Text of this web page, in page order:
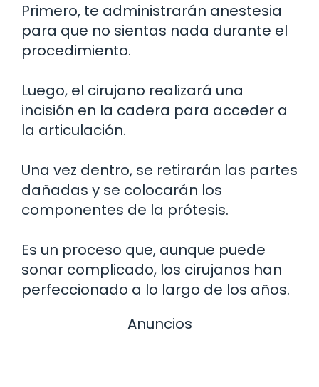
Primero, te administrarán anestesia
para que no sientas nada durante el
procedimiento.
Luego, el cirujano realizará una
incisión en la cadera para acceder a
la articulación.
Una vez dentro, se retirarán las partes
dañadas y se colocarán los
componentes de la prótesis.
Es un proceso que, aunque puede
sonar complicado, los cirujanos han
perfeccionado a lo largo de los años.
Anuncios